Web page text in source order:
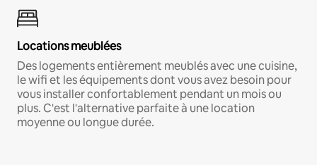
Locations meublées
Des logements entièrement meublés avec une cuisine,
le wifi et les équipements dont vous avez besoin pour
vous installer confortablement pendant un mois ou
plus. C'est l'alternative parfaite à une location
moyenne ou longue durée.